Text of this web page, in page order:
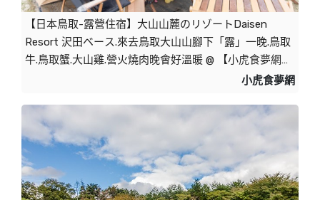
【日本鳥取-露營住宿】大山山麓のリゾートDaisen
Resort 沢田ベース.來去鳥取大山山腳下「露」一晚.鳥取
牛.鳥取蟹.大山雞.營火燒肉晚會好溫暖 @ 【小虎食夢網】
小虎食夢網